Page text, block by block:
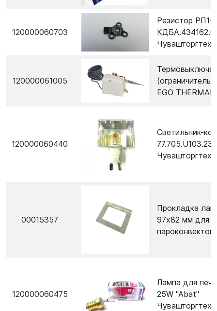
120000060703
Резистор
120000061005
EGO
120000060440
Светильник-
00015357
Прокладка
97х82 мм для
120000060475
Лампа для
25W "Abat"